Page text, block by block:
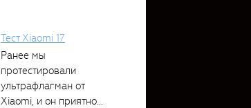
Тест Xiaomi 17
Ранее мы
протестировали
ультрафлагман от
Xiaomi, и он приятно